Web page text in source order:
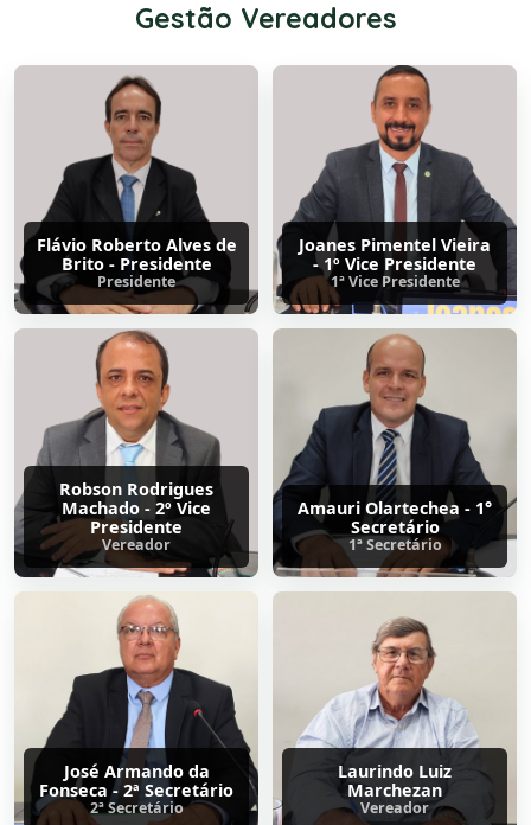
Gestão Vereadores
Flávio Roberto Alves de
Brito - Presidente
Presidente
Joanes Pimentel Vieira
- 1º Vice Presidente
1ª Vice Presidente
Robson Rodrigues
Machado - 2º Vice
Presidente
Vereador
Amauri Olartechea - 1°
Secretário
1ª Secretário
José Armando da
Fonseca - 2ª Secretário
2ª Secretário
Laurindo Luiz
Marchezan
Vereador